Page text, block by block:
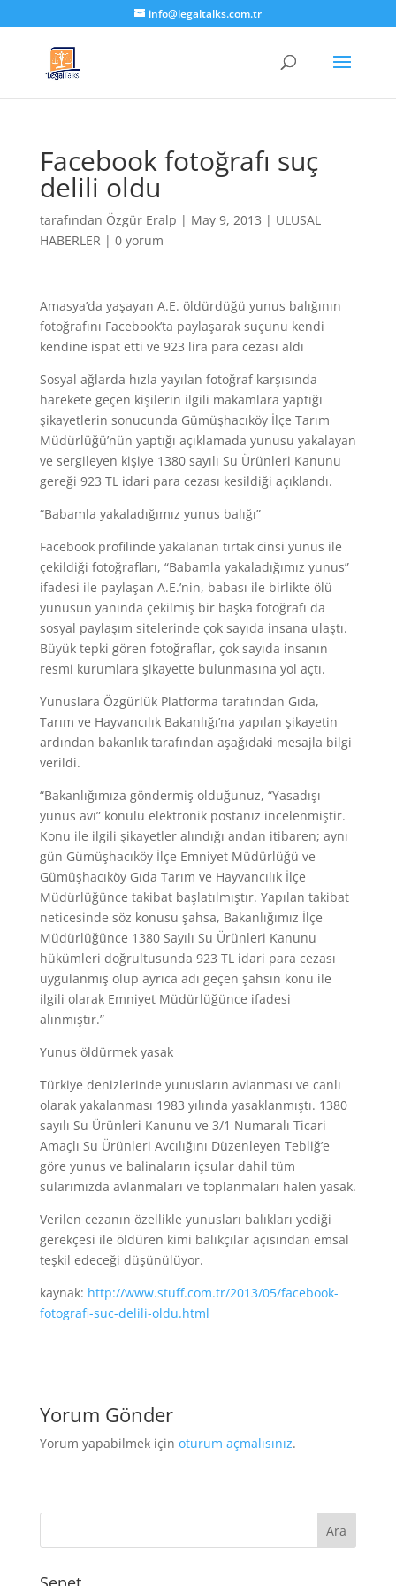
info@legaltalks.com.tr
Facebook fotoğrafı suç
delili oldu
tarafından Özgür Eralp | May 9, 2013 | ULUSAL
HABERLER | 0 yorum
Amasya’da yaşayan A.E. öldürdüğü yunus balığının
fotoğrafını Facebook’ta paylaşarak suçunu kendi
kendine ispat etti ve 923 lira para cezası aldı
Sosyal ağlarda hızla yayılan fotoğraf karşısında
harekete geçen kişilerin ilgili makamlara yaptığı
şikayetlerin sonucunda Gümüşhacıköy İlçe Tarım
Müdürlüğü’nün yaptığı açıklamada yunusu yakalayan
ve sergileyen kişiye 1380 sayılı Su Ürünleri Kanunu
gereği 923 TL idari para cezası kesildiği açıklandı.
“Babamla yakaladığımız yunus balığı”
Facebook profilinde yakalanan tırtak cinsi yunus ile
çekildiği fotoğrafları, “Babamla yakaladığımız yunus”
ifadesi ile paylaşan A.E.’nin, babası ile birlikte ölü
yunusun yanında çekilmiş bir başka fotoğrafı da
sosyal paylaşım sitelerinde çok sayıda insana ulaştı.
Büyük tepki gören fotoğraflar, çok sayıda insanın
resmi kurumlara şikayette bulunmasına yol açtı.
Yunuslara Özgürlük Platforma tarafından Gıda,
Tarım ve Hayvancılık Bakanlığı’na yapılan şikayetin
ardından bakanlık tarafından aşağıdaki mesajla bilgi
verildi.
“Bakanlığımıza göndermiş olduğunuz, “Yasadışı
yunus avı” konulu elektronik postanız incelenmiştir.
Konu ile ilgili şikayetler alındığı andan itibaren; aynı
gün Gümüşhacıköy İlçe Emniyet Müdürlüğü ve
Gümüşhacıköy Gıda Tarım ve Hayvancılık İlçe
Müdürlüğünce takibat başlatılmıştır. Yapılan takibat
neticesinde söz konusu şahsa, Bakanlığımız İlçe
Müdürlüğünce 1380 Sayılı Su Ürünleri Kanunu
hükümleri doğrultusunda 923 TL idari para cezası
uygulanmış olup ayrıca adı geçen şahsın konu ile
ilgili olarak Emniyet Müdürlüğünce ifadesi
alınmıştır.”
Yunus öldürmek yasak
Türkiye denizlerinde yunusların avlanması ve canlı
olarak yakalanması 1983 yılında yasaklanmıştı. 1380
sayılı Su Ürünleri Kanunu ve 3/1 Numaralı Ticari
Amaçlı Su Ürünleri Avcılığını Düzenleyen Tebliğ’e
göre yunus ve balinaların içsular dahil tüm
sularımızda avlanmaları ve toplanmaları halen yasak.
Verilen cezanın özellikle yunusları balıkları yediği
gerekçesi ile öldüren kimi balıkçılar açısından emsal
teşkil edeceği düşünülüyor.
kaynak: http://www.stuff.com.tr/2013/05/facebook-
fotografi-suc-delili-oldu.html
Yorum Gönder
Yorum yapabilmek için oturum açmalısınız.